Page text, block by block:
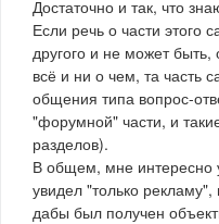
Достаточно и так, что
Если речь о части этого
другого и не может
всё и ни о чем, та часть
общения типа вопрос-
"форумной" части, и
разделов).
В общем, мне интересно
увидел "только рекламу",
дабы был получен